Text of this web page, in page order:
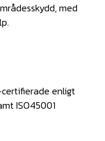
med
certifierade enligt
ISO45001